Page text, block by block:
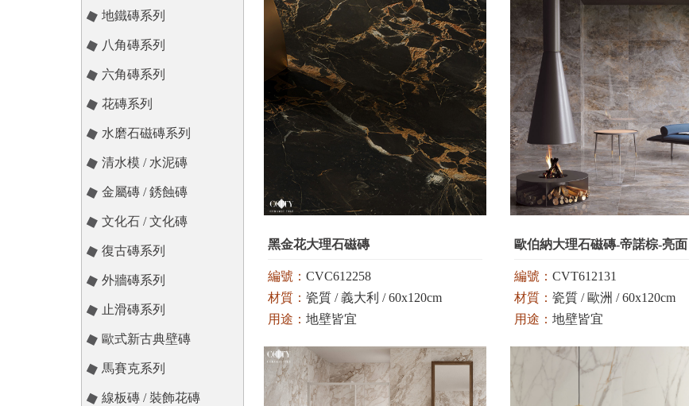
地鐵磚系列
八角磚系列
六角磚系列
花磚系列
水磨石磁磚系列
清水模 / 水泥磚
金屬磚 / 銹蝕磚
文化石 / 文化磚
復古磚系列
外牆磚系列
止滑磚系列
歐式新古典壁磚
馬賽克系列
線板磚 / 裝飾花磚
黑金花大理石磁磚
編號： CVC612258
材質： 瓷質 / 義大利 / 60x120cm
用途： 地壁皆宜
歐伯納大理石磁磚-帝諾棕-亮面
編號： CVT612131
材質： 瓷質 / 歐洲 / 60x120cm
用途： 地壁皆宜